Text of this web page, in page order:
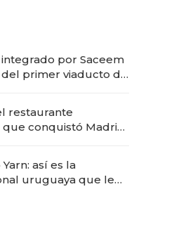
por Saceem
del primer viaducto de
restaurante
conquistó Madrid:
y prepara apertura
así es la
uruguaya que le